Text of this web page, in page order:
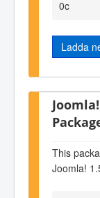
0c
Ladda
This
Joomla!